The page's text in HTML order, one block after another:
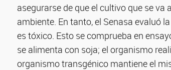
asegurarse de que el cultivo que se
ambiente. En tanto, el Senasa evaluó
es tóxico. Esto se comprueba en
se alimenta con soja; el organismo
organismo transgénico mantiene el